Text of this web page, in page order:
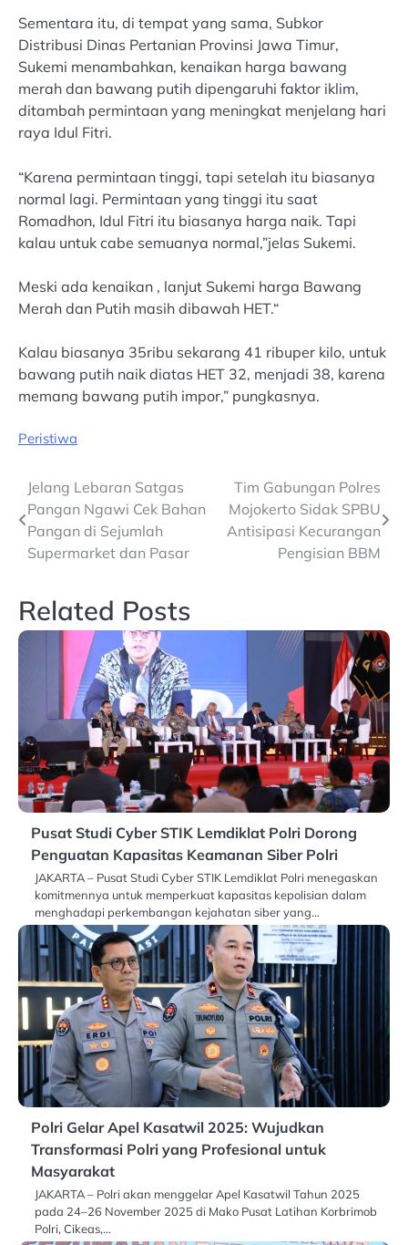
Sementara itu, di tempat yang sama, Subkor
Distribusi Dinas Pertanian Provinsi Jawa Timur,
Sukemi menambahkan, kenaikan harga bawang
merah dan bawang putih dipengaruhi faktor iklim,
ditambah permintaan yang meningkat menjelang hari
raya Idul Fitri.
“Karena permintaan tinggi, tapi setelah itu biasanya
normal lagi. Permintaan yang tinggi itu saat
Romadhon, Idul Fitri itu biasanya harga naik. Tapi
kalau untuk cabe semuanya normal,”jelas Sukemi.
Meski ada kenaikan , lanjut Sukemi harga Bawang
Merah dan Putih masih dibawah HET.“
Kalau biasanya 35ribu sekarang 41 ribuper kilo, untuk
bawang putih naik diatas HET 32, menjadi 38, karena
memang bawang putih impor,” pungkasnya.
Peristiwa
Post
navigation
Jelang Lebaran Satgas
Pangan Ngawi Cek Bahan
Pangan di Sejumlah
Supermarket dan Pasar
Tim Gabungan Polres
Mojokerto Sidak SPBU
Antisipasi Kecurangan
Pengisian BBM
Related Posts
Pusat Studi Cyber STIK Lemdiklat Polri Dorong
Penguatan Kapasitas Keamanan Siber Polri
JAKARTA – Pusat Studi Cyber STIK Lemdiklat Polri menegaskan
komitmennya untuk memperkuat kapasitas kepolisian dalam
menghadapi perkembangan kejahatan siber yang…
Polri Gelar Apel Kasatwil 2025: Wujudkan
Transformasi Polri yang Profesional untuk
Masyarakat
JAKARTA – Polri akan menggelar Apel Kasatwil Tahun 2025
pada 24–26 November 2025 di Mako Pusat Latihan Korbrimob
Polri, Cikeas,…